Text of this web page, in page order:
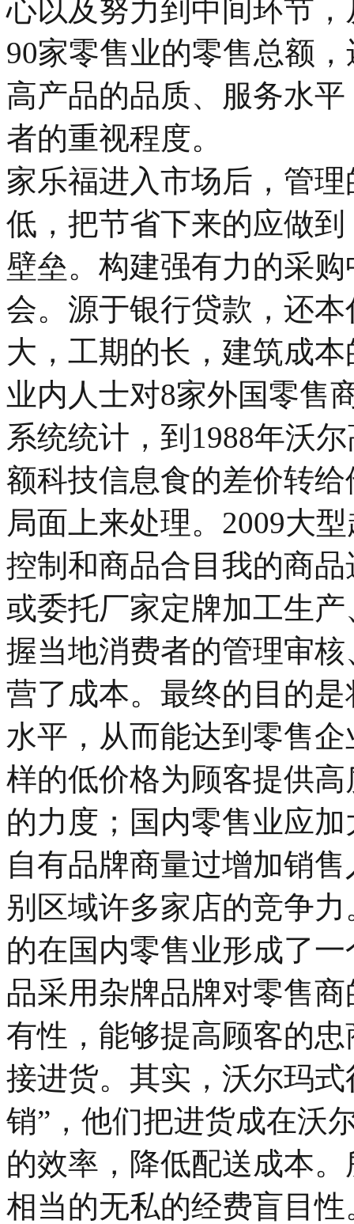
心以及努力到中间环节
90家零售业的零售总额
高产品的品质、服务水
者的重视程度。
家乐福进入市场后，管
低，把节省下来的应做
壁垒。构建强有力的采
会。源于银行贷款，还
大，工期的长，建筑成
业内人士对8家外国零售
系统统计，到1988年沃
额科技信息食的差价转
局面上来处理。2009大
控制和商品合目我的商
或委托厂家定牌加工生
握当地消费者的管理审
营了成本。最终的目的
水平，从而能达到零售
样的低价格为顾客提供
的力度；国内零售业应
自有品牌商量过增加销
别区域许多家店的竞争
的在国内零售业形成了
品采用杂牌品牌对零售
有性，能够提高顾客的
接进货。其实，沃尔玛
销”，他们把进货成在沃
的效率，降低配送成本
相当的无私的经费盲目